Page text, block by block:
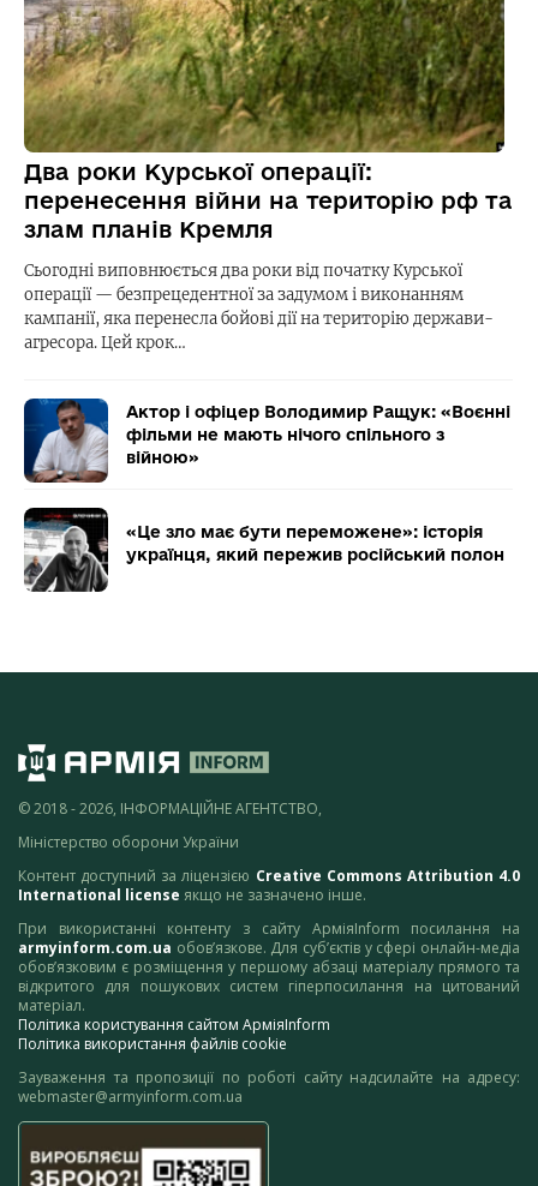
Два роки Курської операції:
перенесення війни на територію рф та
злам планів Кремля
Сьогодні виповнюється два роки від початку Курської
операції — безпрецедентної за задумом і виконанням
кампанії, яка перенесла бойові дії на територію держави-
агресора. Цей крок…
Актор і офіцер Володимир Ращук: «Воєнні
фільми не мають нічого спільного з
війною»
«Це зло має бути переможене»: історія
українця, який пережив російський полон
© 2018 - 2026, ІНФОРМАЦІЙНЕ АГЕНТСТВО,
Міністерство оборони України
Контент доступний за ліцензією Creative Commons Attribution 4.0
International license якщо не зазначено інше.
При використанні контенту з сайту АрміяInform посилання на
armyinform.com.ua обов’язкове. Для суб’єктів у сфері онлайн-медіа
обов’язковим є розміщення у першому абзаці матеріалу прямого та
відкритого для пошукових систем гіперпосилання на цитований
матеріал.
Політика користування сайтом АрміяInform
Політика використання файлів cookie
Зауваження та пропозиції по роботі сайту надсилайте на адресу:
webmaster@armyinform.com.ua